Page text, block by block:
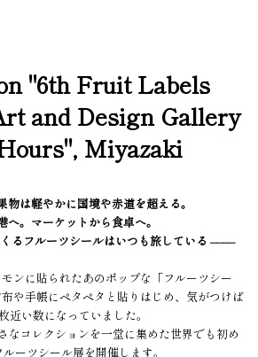
"6th Fruit Labels
and Design Gallery
Miyazaki
物は軽やかに国境や赤道を超える。
へ。マーケットから食卓へ。
るフルーツシールはいつも旅している ––––
ンに貼られたあのポップな「フルーツシー
や手帳にペタペタと貼りはじめ、気がつけば
近い数になっていました。
なコレクションを一堂に集めた世界でも初め
ーツシール展を開催します。